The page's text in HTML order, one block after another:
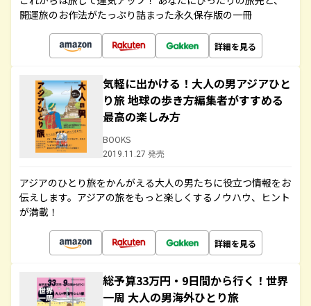
開運旅のお作法がたっぷり詰まった永久保存版の一冊
詳細を見る
気軽に出かける！大人の男アジアひと
り旅 地球の歩き方編集者がすすめる
最高の楽しみ方
BOOKS
2019.11.27 発売
アジアのひとり旅をかんがえる大人の男たちに役立つ情報をお
伝えします。アジアの旅をもっと楽しくするノウハウ、ヒント
が満載！
詳細を見る
総予算33万円・9日間から行く！世界
一周 大人の男海外ひとり旅